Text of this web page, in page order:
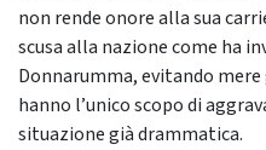
non rende onore alla sua
scusa alla nazione come ha
Donnarumma, evitando
hanno l’unico scopo di
situazione già drammatica.